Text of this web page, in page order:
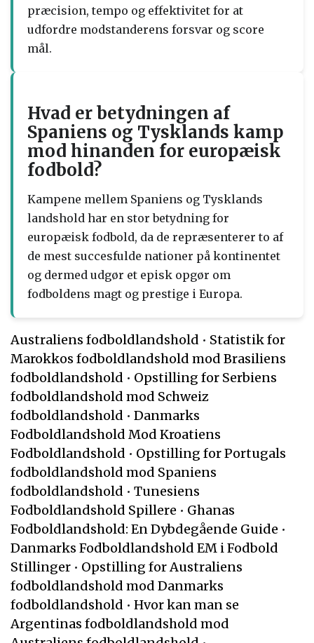
præcision, tempo og effektivitet for at
udfordre modstanderens forsvar og score
mål.
Hvad er betydningen af
Spaniens og Tysklands kamp
mod hinanden for europæisk
fodbold?
Kampene mellem Spaniens og Tysklands
landshold har en stor betydning for
europæisk fodbold, da de repræsenterer to af
de mest succesfulde nationer på kontinentet
og dermed udgør et episk opgør om
fodboldens magt og prestige i Europa.
Australiens fodboldlandshold • Statistik for
Marokkos fodboldlandshold mod Brasiliens
fodboldlandshold • Opstilling for Serbiens
fodboldlandshold mod Schweiz
fodboldlandshold • Danmarks
Fodboldlandshold Mod Kroatiens
Fodboldlandshold • Opstilling for Portugals
fodboldlandshold mod Spaniens
fodboldlandshold • Tunesiens
Fodboldlandshold Spillere • Ghanas
Fodboldlandshold: En Dybdegående Guide •
Danmarks Fodboldlandshold EM i Fodbold
Stillinger • Opstilling for Australiens
fodboldlandshold mod Danmarks
fodboldlandshold • Hvor kan man se
Argentinas fodboldlandshold mod